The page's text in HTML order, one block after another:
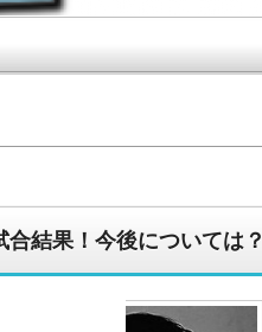
結果！今後については？